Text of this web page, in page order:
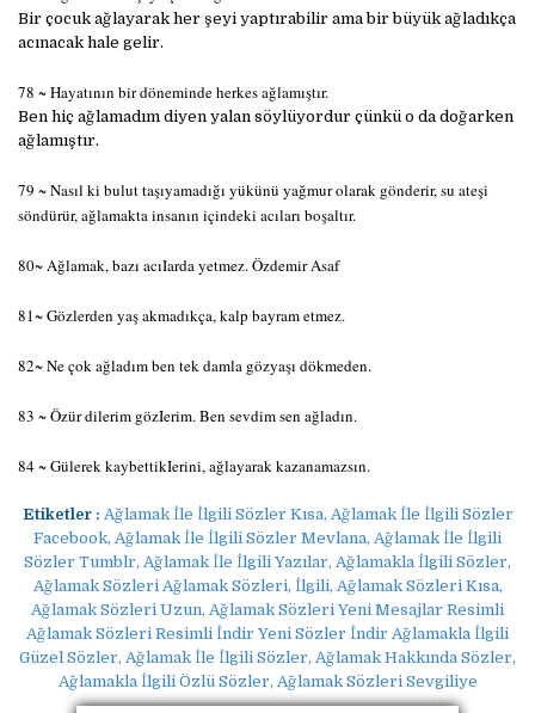
Bir çocuk ağlayarak her şeyi yaptırabilir ama bir büyük ağladıkça
acınacak hale gelir.
78 ~ Hayatının bir döneminde herkes ağlamıştır.
Ben hiç ağlamadım diyen yalan söylüyordur çünkü o da doğarken
ağlamıştır.
79 ~ Nasıl ki bulut taşıyamadığı yükünü yağmur olarak gönderir, su ateşi
söndürür, ağlamakta insanın içindeki acıları boşaltır.
80~ Ağlamak, bazı acıIarda yetmez. Özdemir Asaf
81~ Gözlerden yaş akmadıkça, kalp bayram etmez.
82~ Ne çok ağladım ben tek damla gözyaşı dökmeden.
83 ~ Özür dilerim gözIerim. Ben sevdim sen ağladın.
84 ~ Gülerek kaybettikIerini, ağlayarak kazanamazsın.
Etiketler : Ağlamak İle İlgili Sözler Kısa, Ağlamak İle İlgili Sözler
Facebook, Ağlamak İle İlgili Sözler Mevlana, Ağlamak İle İlgili
Sözler Tumblr, Ağlamak İle İlgili Yazılar, Ağlamakla İlgili Sözler,
Ağlamak Sözleri Ağlamak Sözleri, İlgili, Ağlamak Sözleri Kısa,
Ağlamak Sözleri Uzun, Ağlamak Sözleri Yeni Mesajlar Resimli
Ağlamak Sözleri Resimli İndir Yeni Sözler İndir Ağlamakla İlgili
Güzel Sözler, Ağlamak İle İlgili Sözler, Ağlamak Hakkında Sözler,
Ağlamakla İlgili Özlü Sözler, Ağlamak Sözleri Sevgiliye